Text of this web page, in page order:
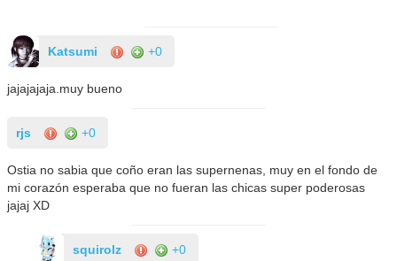
Katsumi +0
jajajajaja.muy bueno
rjs +0
Ostia no sabia que coño eran las supernenas, muy en el fondo de
mi corazón esperaba que no fueran las chicas super poderosas
jajaj XD
squirolz +0